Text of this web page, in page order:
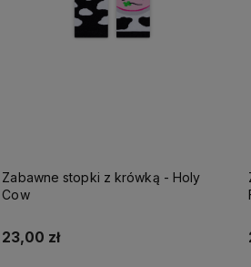
Zabawne stopki z krówką - Holy
Cow
23,00 zł